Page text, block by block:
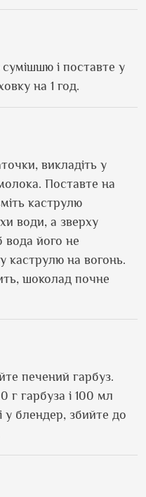
і поставте у
на 1 год.
викладіть у
Поставте на
каструлю
води, а зверху
вода його не
каструлю на вогонь.
шоколад почне
печений гарбуз.
г гарбуза і 100 мл
у блендер, збийте до